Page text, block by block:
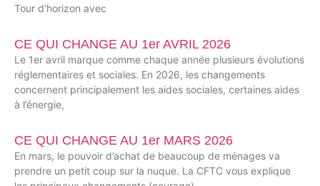
Tour d’horizon avec
CE QUI CHANGE AU 1er AVRIL 2026
Le 1er avril marque comme chaque année plusieurs évolutions
réglementaires et sociales. En 2026, les changements
concernent principalement les aides sociales, certaines aides
à l’énergie,
CE QUI CHANGE AU 1er MARS 2026
En mars, le pouvoir d’achat de beaucoup de ménages va
prendre un petit coup sur la nuque. La CFTC vous explique